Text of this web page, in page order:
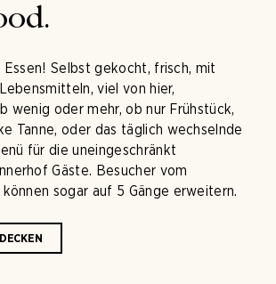
Selbst gekocht, frisch, mit
viel von hier,
wenig oder mehr, ob nur Frühstück,
Tanne, oder das täglich wechselnde
für die uneingeschränkt
Gäste. Besucher vom
sogar auf 5 Gänge erweitern.